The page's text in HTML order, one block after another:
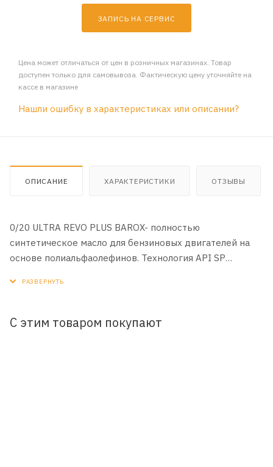
ЗАПИСЬ НА СЕРВИС
Цена может отличаться от цен в розничных магазинах. Товар
доступен только для самовывоза. Фактическую цену уточняйте на
кассе в магазине
Нашли ошибку в характеристиках или описании?
ОПИСАНИЕ ХАРАКТЕРИСТИКИ ОТЗЫВЫ
0/20 ULTRA REVO PLUS BAROX- полностью
синтетическое масло для бензиновых двигателей на
основе полиальфаолефинов. Технология API SP
Специально разработано для холодного климата.
С этим товаром покупают